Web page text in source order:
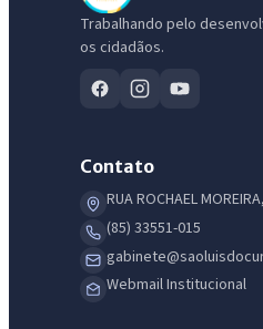
Trabalhando pelo
os cidadãos.
Contato
RUA ROCHAEL
(85) 33551-015
Webmail Institucional